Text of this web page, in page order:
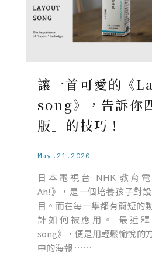
讓一首可愛的《
song》，告訴你
版」的技巧！
May.21.2020
日本電視台 NHK 教育
Ah!》，是一個培養孩子對
目。而在每一集都有簡短的
計如何被應用。 最近
song》，便是用輕鬆愉悅的
中的海報 ……